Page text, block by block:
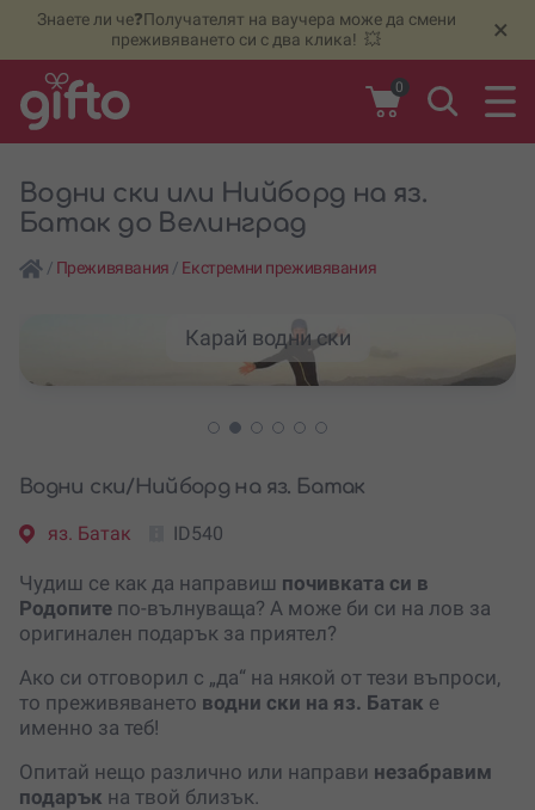
Знаете ли че❓Получателят на ваучера може да смени
преживяването си с два клика! 💥
×
0
Водни ски или Нийборд на яз.
Батак до Велинград
/ Преживявания / Екстремни преживявания
Карай водни ски
Водни ски/Нийборд на яз. Батак
яз. Батак ID540
Чудиш се как да направиш почивката си в
Родопите по-вълнуваща? А може би си на лов за
оригинален подарък за приятел?
Ако си отговорил с „да“ на някой от тези въпроси,
то преживяването водни ски на яз. Батак е
именно за теб!
Опитай нещо различно или направи незабравим
подарък на твой близък.